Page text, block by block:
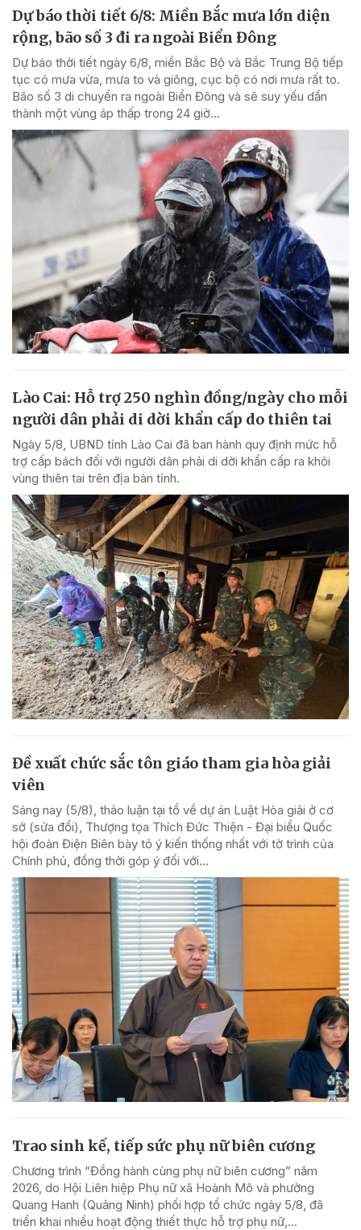
Dự báo thời tiết 6/8: Miền Bắc mưa lớn diện
rộng, bão số 3 đi ra ngoài Biển Đông
Dự báo thời tiết ngày 6/8, miền Bắc Bộ và Bắc Trung Bộ tiếp
tục có mưa vừa, mưa to và giông, cục bộ có nơi mưa rất to.
Bão số 3 di chuyển ra ngoài Biển Đông và sẽ suy yếu dần
thành một vùng áp thấp trong 24 giờ...
Lào Cai: Hỗ trợ 250 nghìn đồng/ngày cho mỗi
người dân phải di dời khẩn cấp do thiên tai
Ngày 5/8, UBND tỉnh Lào Cai đã ban hành quy định mức hỗ
trợ cấp bách đối với người dân phải di dời khẩn cấp ra khỏi
vùng thiên tai trên địa bàn tỉnh.
Đề xuất chức sắc tôn giáo tham gia hòa giải
viên
Sáng nay (5/8), thảo luận tại tổ về dự án Luật Hòa giải ở cơ
sở (sửa đổi), Thượng tọa Thích Đức Thiện - Đại biểu Quốc
hội đoàn Điện Biên bày tỏ ý kiến thống nhất với tờ trình của
Chính phủ, đồng thời góp ý đối với...
Trao sinh kế, tiếp sức phụ nữ biên cương
Chương trình “Đồng hành cùng phụ nữ biên cương” năm
2026, do Hội Liên hiệp Phụ nữ xã Hoành Mô và phường
Quang Hanh (Quảng Ninh) phối hợp tổ chức ngày 5/8, đã
triển khai nhiều hoạt động thiết thực hỗ trợ phụ nữ,...